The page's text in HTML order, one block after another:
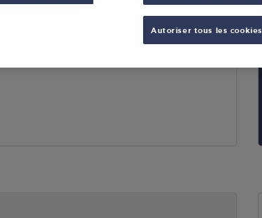
MR MEILHAN
Autoriser tous les cookies